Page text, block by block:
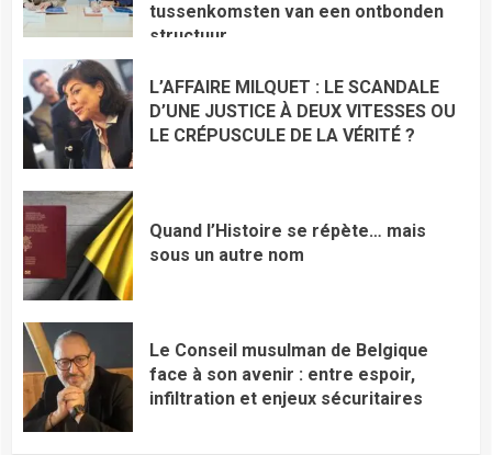
tussenkomsten van een ontbonden
structuur
L’AFFAIRE MILQUET : LE SCANDALE
D’UNE JUSTICE À DEUX VITESSES OU
LE CRÉPUSCULE DE LA VÉRITÉ ?
Quand l’Histoire se répète… mais
sous un autre nom
Le Conseil musulman de Belgique
face à son avenir : entre espoir,
infiltration et enjeux sécuritaires